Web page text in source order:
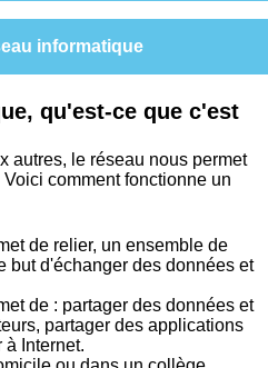
informatique
qu'est-ce que c'est
autres, le réseau nous permet
comment fonctionne un
de relier, un ensemble de
but d'échanger des données et
de : partager des données et
partager des applications
à Internet.